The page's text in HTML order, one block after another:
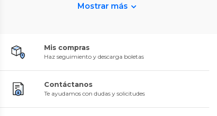
Mostrar más
Mis compras
Haz seguimiento y descarga boletas
Contáctanos
Te ayudamos con dudas y solicitudes